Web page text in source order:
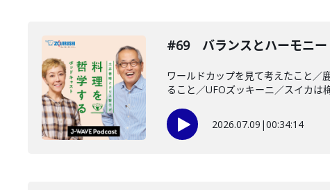
#69 バランスとハーモニー
ワールドカップを見て考えたこと／
ること／UFOズッキーニ／スイカは
2026.07.09 |00:34:14